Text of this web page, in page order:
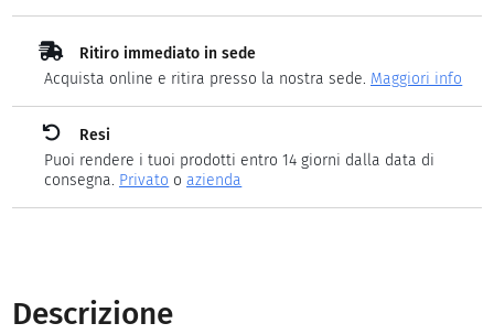
Ritiro immediato in sede
Acquista online e ritira presso la nostra sede. Maggiori info
Resi
Puoi rendere i tuoi prodotti entro 14 giorni dalla data di
consegna. Privato oazienda
Descrizione